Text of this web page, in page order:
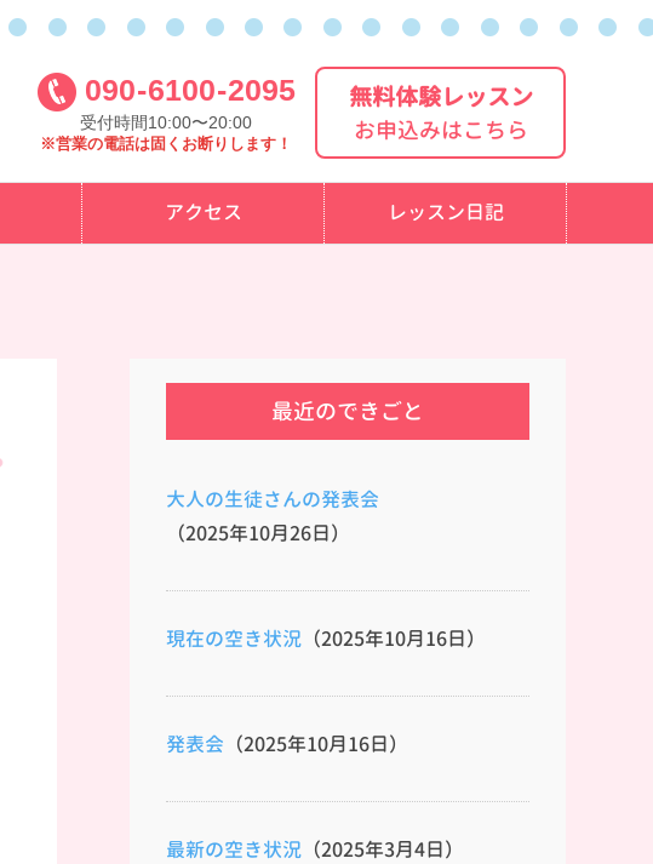
090-6100-2095
受付時間10:00〜20:00
※営業の電話は固くお断りします！
無料体験レッスン
お申込みはこちら
アクセス レッスン日記
最近のできごと
大人の生徒さんの発表会
（2025年10月26日）
現在の空き状況 （2025年10月16日）
発表会 （2025年10月16日）
最新の空き状況 （2025年3月4日）